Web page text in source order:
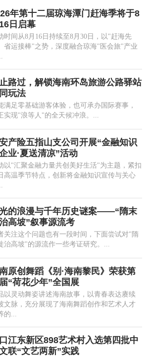
年第十二届琼海潭门赶海季将于8
日启幕
时间从8月16日持续至8月30日，以"赶海先
省运接棒"之势，深度融合琼海"医会旅"产业
路过，解锁海南环岛旅游公路驿站
玩法
满足零基础游客体验，也可承办国际赛事，
实现"浪等人"的全天候冲浪。...
产险五指山支公司开展“金融知识
业·夏送清凉”活动
以"汇聚金融力量共创美好生活"为主题，紧扣
高温季节特点，创新将金融知识宣传与关心
的浪漫与千年历史谜案——“隋末
高坡”叙事源流考
关注这个问题也有一段时间，下面尝试对"隋
治高坡"的源流作一些考证研究。...
原创舞蹈《别·海南黎民》荣获第
“荷花少年”全国展
以灵动舞姿讲述海南故事，以青春表达赓续
文脉，充分展现了海南舞蹈创作和艺术人才
的...
江东新区898艺术村入选第四批中
联“文艺两新”实践